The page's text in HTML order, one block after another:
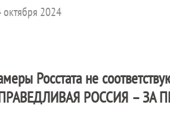
октября 2024
Росстата не
РОССИЯ – ЗА